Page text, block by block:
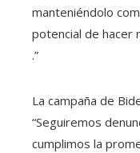
manteniéndolo
potencial de hacer
.”
La campaña de
“Seguiremos
cumplimos la